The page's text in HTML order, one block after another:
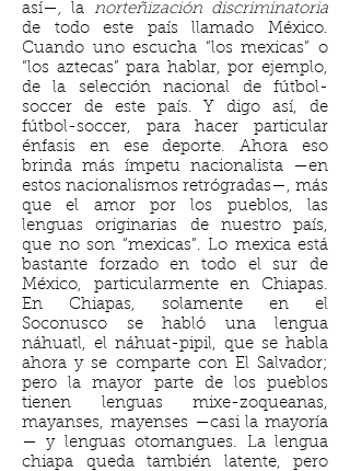
así—, la norteñización discriminatoria
de todo este país llamado México.
Cuando uno escucha “los mexicas” o
“los aztecas” para hablar, por ejemplo,
de la selección nacional de fútbol-
soccer de este país. Y digo así, de
fútbol-soccer, para hacer particular
énfasis en ese deporte. Ahora eso
brinda más ímpetu nacionalista —en
estos nacionalismos retrógradas—, más
que el amor por los pueblos, las
lenguas originarias de nuestro país,
que no son “mexicas”. Lo mexica está
bastante forzado en todo el sur de
México, particularmente en Chiapas.
En Chiapas, solamente en el
Soconusco se habló una lengua
náhuatl, el náhuat-pipil, que se habla
ahora y se comparte con El Salvador;
pero la mayor parte de los pueblos
tienen lenguas mixe-zoqueanas,
mayanses, mayenses —casi la mayoría
— y lenguas otomangues. La lengua
chiapa queda también latente, pero